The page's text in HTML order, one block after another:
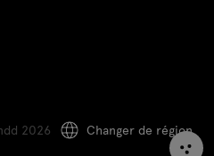
2026 Changer de région